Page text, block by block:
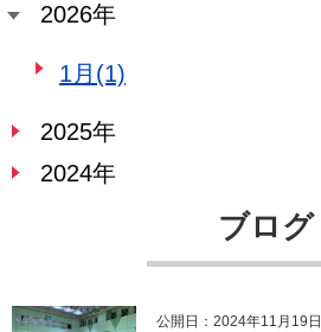
ブログ
公開日：2024年11月19日
2026年
1月(1)
2025年
2024年